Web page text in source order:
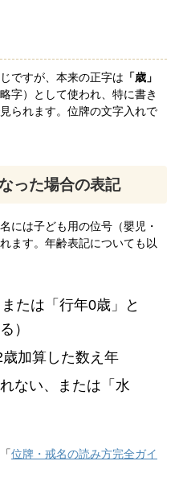
ですが、本来の正字は 「歳」
字）として使われ、特に書き
られます。位牌の文字入れで
った場合の表記
には子ども用の位号（嬰児・
ます。年齢表記についても以
または「行年0歳」と
）
歳加算した数え年
ない、または「水
位牌・戒名の読み方完全ガイ